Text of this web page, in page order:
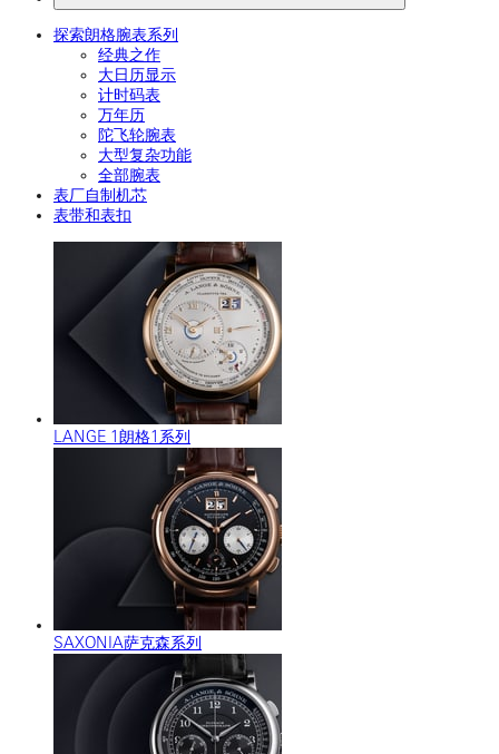
探索朗格腕表系列
经典之作
大日历显示
计时码表
万年历
陀飞轮腕表
大型复杂功能
全部腕表
表厂自制机芯
表带和表扣
LANGE 1朗格1系列
SAXONIA萨克森系列